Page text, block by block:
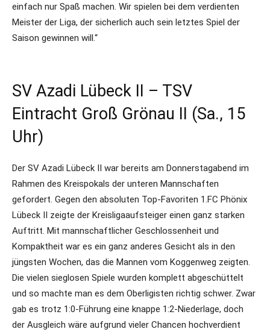
einfach nur Spaß machen. Wir spielen bei dem verdienten
Meister der Liga, der sicherlich auch sein letztes Spiel der
Saison gewinnen will.“
SV Azadi Lübeck II – TSV
Eintracht Groß Grönau II (Sa., 15
Uhr)
Der SV Azadi Lübeck II war bereits am Donnerstagabend im
Rahmen des Kreispokals der unteren Mannschaften
gefordert. Gegen den absoluten Top-Favoriten 1.FC Phönix
Lübeck II zeigte der Kreisligaaufsteiger einen ganz starken
Auftritt. Mit mannschaftlicher Geschlossenheit und
Kompaktheit war es ein ganz anderes Gesicht als in den
jüngsten Wochen, das die Mannen vom Koggenweg zeigten.
Die vielen sieglosen Spiele wurden komplett abgeschüttelt
und so machte man es dem Oberligisten richtig schwer. Zwar
gab es trotz 1:0-Führung eine knappe 1:2-Niederlage, doch
der Ausgleich wäre aufgrund vieler Chancen hochverdient